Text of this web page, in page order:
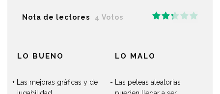
Nota de lectores 4 Votos
LO BUENO
Las mejoras gráficas y de
LO MALO
Las peleas aleatorias